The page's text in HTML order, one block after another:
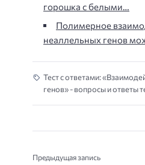
горошка с белыми…
Полимерное
неаллельных генов
Тест с ответами:
генов» - вопросы и ответы
Предыдущая запись